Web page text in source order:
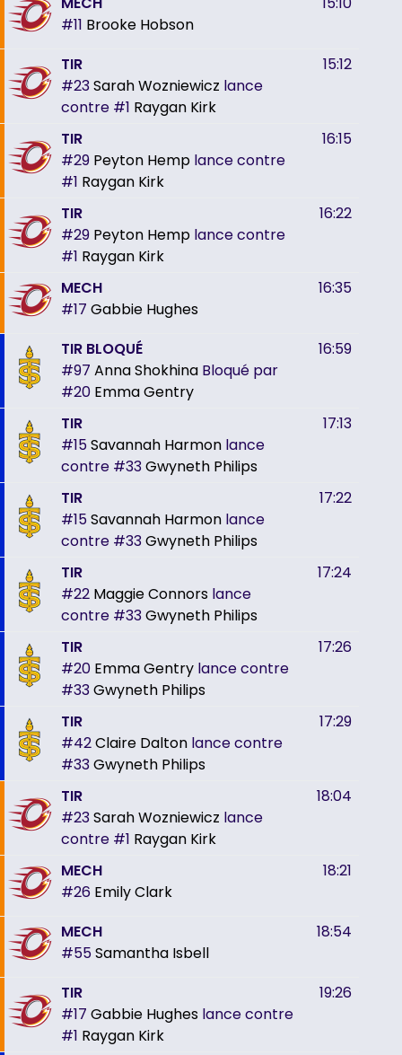
#11 Brooke Hobson
TIR
#23Sarah Wozniewicz lance
contre #1 Raygan Kirk
15:12
TIR
#29 Peyton Hemp lance contre
#1 Raygan Kirk
16:15
TIR
#29 Peyton Hemp lance contre
#1 Raygan Kirk
16:22
MECH
#17 Gabbie Hughes
16:35
TIR BLOQUÉ
#97 Anna Shokhina Bloqué par
#20 Emma Gentry
16:59
TIR
#15Savannah Harmon lance
contre #33Gwyneth Philips
17:13
TIR
#15Savannah Harmon lance
contre #33Gwyneth Philips
17:22
TIR
#22 Maggie Connors lance
contre #33Gwyneth Philips
17:24
TIR
#20 Emma Gentry lance contre
#33Gwyneth Philips
17:26
TIR
#42Claire Dalton lance contre
#33Gwyneth Philips
17:29
TIR
#23Sarah Wozniewicz lance
contre #1 Raygan Kirk
18:04
MECH
#26 Emily Clark
18:21
MECH
#55Samantha Isbell
18:54
TIR
#17 Gabbie Hughes lance contre
#1 Raygan Kirk
19:26